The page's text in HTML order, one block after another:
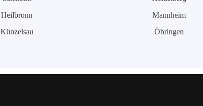
Heilbronn
Künzelsau
Mannheim
Öhringen